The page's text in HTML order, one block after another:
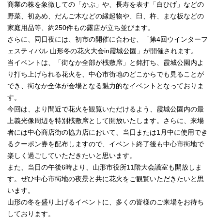
商業の株を象徴しての「かぶ」や、長寿を表す「白ひげ」などの
野菜、初あめ、だんご木などの縁起物や、臼、杵、まな板などの
家庭用品等、約250件もの露店が立ち並びます。
さらに、同日夜には、初市の開催に合わせ、「第4回ウインターフ
ェスティバル 山形冬の花火大会in霞城公園」が開催されます。
当イベントは、「街なか全部が桟敷席」と銘打ち、霞城公園内よ
り打ち上げられる花火を、中心市街地のどこからでも見ることが
でき、街なか全体が会場となる魅力的なイベントとなっておりま
す。
今回は、より間近で花火を観覧いただけるよう、霞城公園内の最
上義光像周辺を特別桟敷席として開放いたします。さらに、来場
者には中心商店街の協力店において、当日または1月中に使用でき
るクーポン券を配布しますので、イベント終了後も中心市街地で
楽しく過ごしていただきたいと思います。
また、当日の午後6時より、山形市役所11階大会議室も開放しま
す。ぜひ中心市街地の夜景と共に花火をご観覧いただきたいと思
います。
山形の冬を盛り上げるイベントに、多くの皆様のご来場をお待ち
しております。